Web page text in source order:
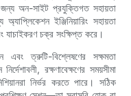
জন্য অন-সাইট প্রযুক্তিগত সহায়তা
ইঞ্জিনিয়ারিং সহায়তা
যাচাইকরণ চক্র সংক্ষিপ্ত করে।
এবং ত্রুটি-বিশ্লেষণের সক্ষমতা
রক্ষণাবেক্ষণের সময়সীমা
নির্ভর করতে পারে। সঠিক